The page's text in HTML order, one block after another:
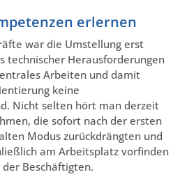
erlernen
war die Umstellung erst
technischer Herausforderungen
Arbeiten und damit
keine
Nicht selten hört man derzeit
die sofort nach der ersten
Modus zurückdrängten und
am Arbeitsplatz vorfinden
Beschäftigten.